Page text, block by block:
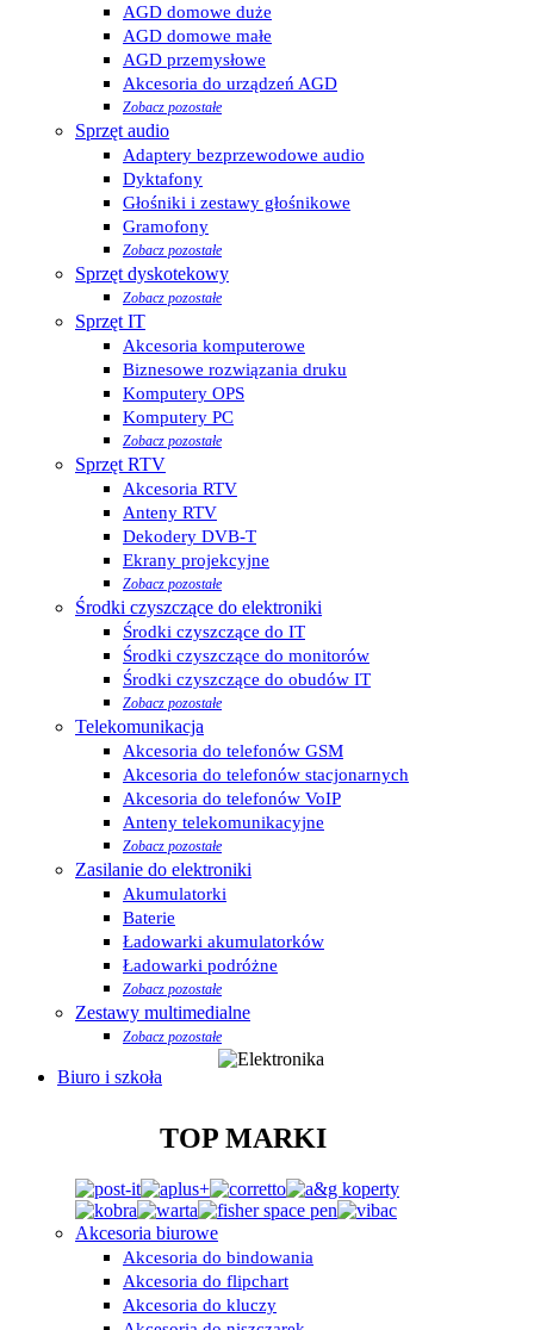
AGD domowe duże
AGD domowe małe
AGD przemysłowe
Akcesoria do urządzeń AGD
Zobacz pozostałe
Sprzęt audio
Adaptery bezprzewodowe audio
Dyktafony
Głośniki i zestawy głośnikowe
Gramofony
Zobacz pozostałe
Sprzęt dyskotekowy
Zobacz pozostałe
Sprzęt IT
Akcesoria komputerowe
Biznesowe rozwiązania druku
Komputery OPS
Komputery PC
Zobacz pozostałe
Sprzęt RTV
Akcesoria RTV
Anteny RTV
Dekodery DVB-T
Ekrany projekcyjne
Zobacz pozostałe
Środki czyszczące do elektroniki
Środki czyszczące do IT
Środki czyszczące do monitorów
Środki czyszczące do obudów IT
Zobacz pozostałe
Telekomunikacja
Akcesoria do telefonów GSM
Akcesoria do telefonów stacjonarnych
Akcesoria do telefonów VoIP
Anteny telekomunikacyjne
Zobacz pozostałe
Zasilanie do elektroniki
Akumulatorki
Baterie
Ładowarki akumulatorków
Ładowarki podróżne
Zobacz pozostałe
Zestawy multimedialne
Zobacz pozostałe
Biuro i szkoła
TOP MARKI
Akcesoria biurowe
Akcesoria do bindowania
Akcesoria do flipchart
Akcesoria do kluczy